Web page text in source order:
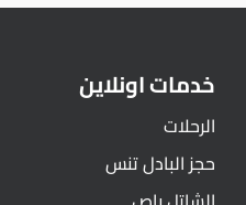
خدمات اونلاين
الرحلات
حجز البادل تنس